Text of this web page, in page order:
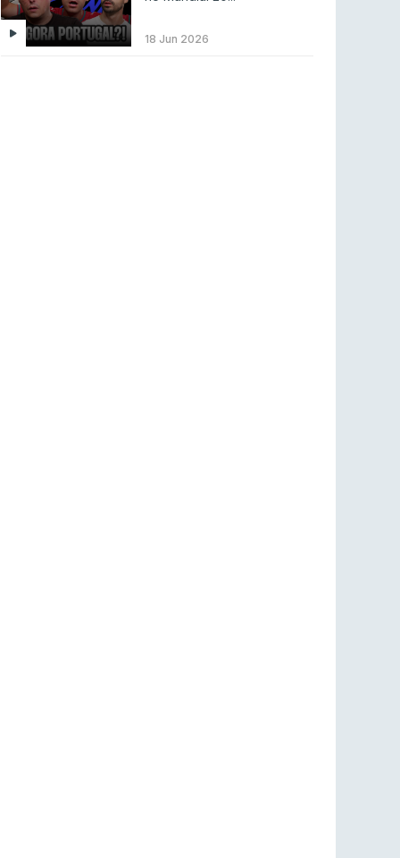
MOUZ surpreende Spirit para vencer BLAST
Bounty
18 Jun 2026